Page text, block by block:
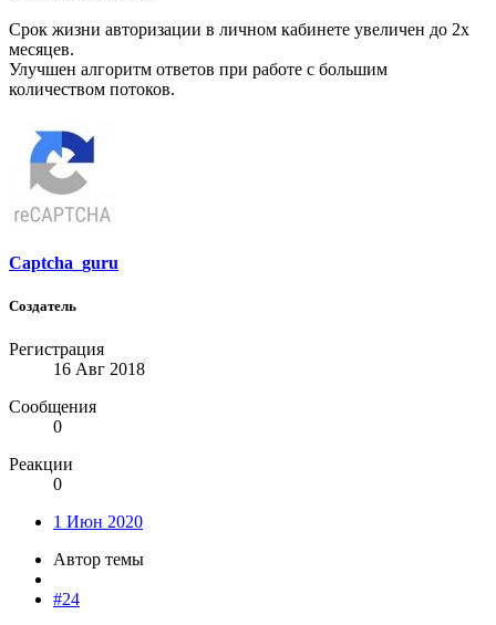
Срок жизни авторизации в личном кабинете увеличен до 2х
месяцев.
Улучшен алгоритм ответов при работе с большим
количеством потоков.
Captcha_guru
Создатель
Регистрация
16 Авг 2018
Сообщения
0
Реакции
0
1 Июн 2020
Автор темы
#24